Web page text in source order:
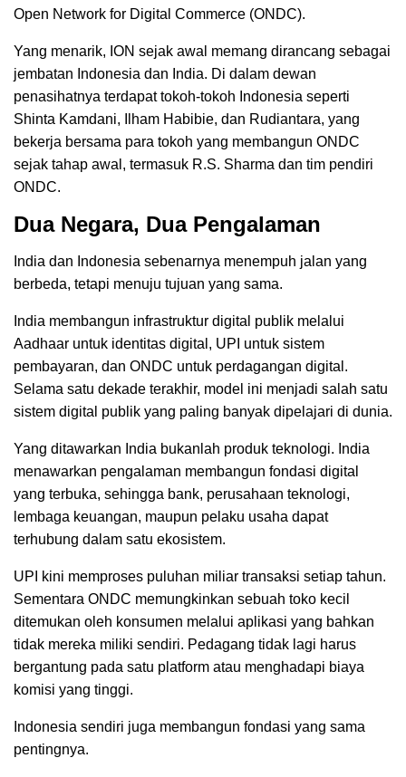
Open Network for Digital Commerce (ONDC).
Yang menarik, ION sejak awal memang dirancang sebagai
jembatan Indonesia dan India. Di dalam dewan
penasihatnya terdapat tokoh-tokoh Indonesia seperti
Shinta Kamdani, Ilham Habibie, dan Rudiantara, yang
bekerja bersama para tokoh yang membangun ONDC
sejak tahap awal, termasuk R.S. Sharma dan tim pendiri
ONDC.
Dua Negara, Dua Pengalaman
India dan Indonesia sebenarnya menempuh jalan yang
berbeda, tetapi menuju tujuan yang sama.
India membangun infrastruktur digital publik melalui
Aadhaar untuk identitas digital, UPI untuk sistem
pembayaran, dan ONDC untuk perdagangan digital.
Selama satu dekade terakhir, model ini menjadi salah satu
sistem digital publik yang paling banyak dipelajari di dunia.
Yang ditawarkan India bukanlah produk teknologi. India
menawarkan pengalaman membangun fondasi digital
yang terbuka, sehingga bank, perusahaan teknologi,
lembaga keuangan, maupun pelaku usaha dapat
terhubung dalam satu ekosistem.
UPI kini memproses puluhan miliar transaksi setiap tahun.
Sementara ONDC memungkinkan sebuah toko kecil
ditemukan oleh konsumen melalui aplikasi yang bahkan
tidak mereka miliki sendiri. Pedagang tidak lagi harus
bergantung pada satu platform atau menghadapi biaya
komisi yang tinggi.
Indonesia sendiri juga membangun fondasi yang sama
pentingnya.